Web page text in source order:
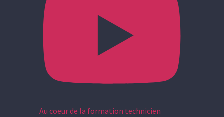
Au coeur de la formation technicien